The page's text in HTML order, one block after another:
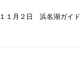
１１月２日 浜名湖ガイド